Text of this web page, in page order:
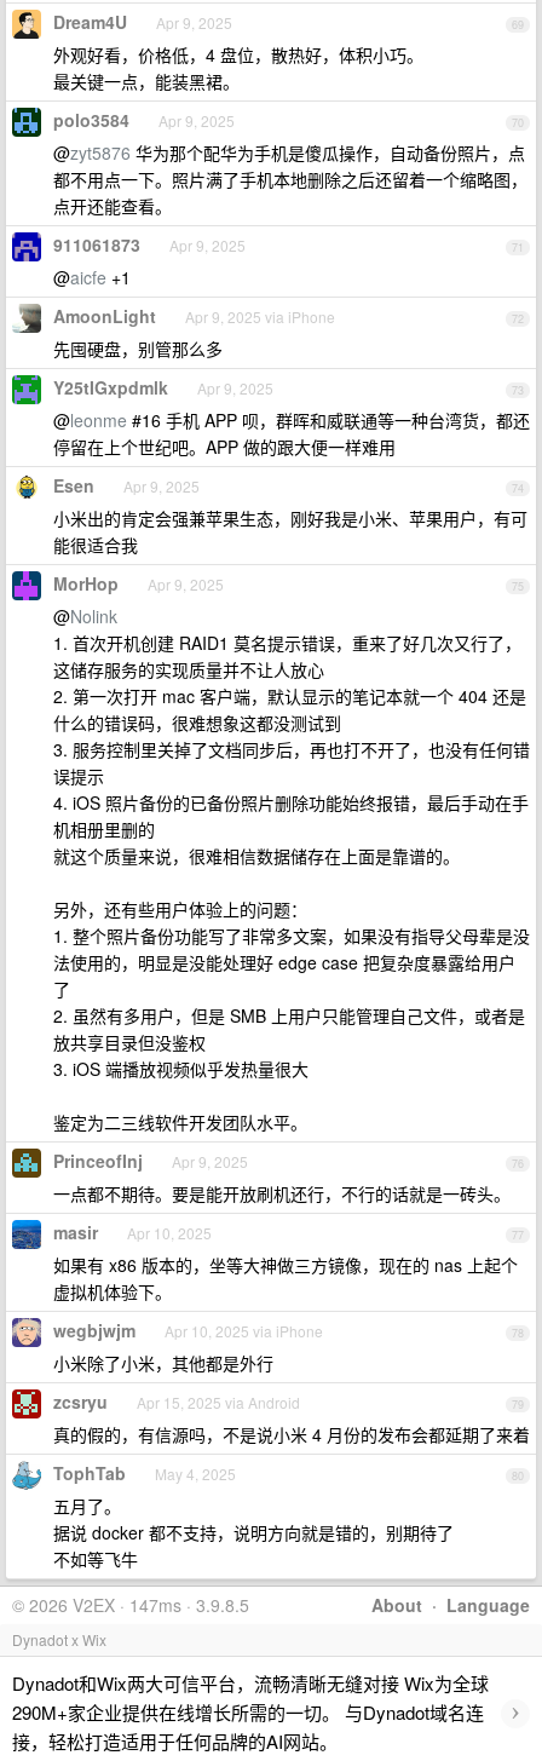
69
Dream4U Apr 9, 2025
外观好看，价格低，4 盘位，散热好，体积小巧。
最关键一点，能装黑裙。
70
polo3584 Apr 9, 2025
@zyt5876 华为那个配华为手机是傻瓜操作，自动备份照片，点
都不用点一下。照片满了手机本地删除之后还留着一个缩略图，
点开还能查看。
71
911061873 Apr 9, 2025
@aicfe +1
72
AmoonLight Apr 9, 2025 via iPhone
先囤硬盘，别管那么多
73
Y25tIGxpdmlk Apr 9, 2025
@leonme #16 手机 APP 呗，群晖和威联通等一种台湾货，都还
停留在上个世纪吧。APP 做的跟大便一样难用
74
Esen Apr 9, 2025
小米出的肯定会强兼苹果生态，刚好我是小米、苹果用户，有可
能很适合我
75
MorHop Apr 9, 2025
@Nolink
1. 首次开机创建 RAID1 莫名提示错误，重来了好几次又行了，
这储存服务的实现质量并不让人放心
2. 第一次打开 mac 客户端，默认显示的笔记本就一个 404 还是
什么的错误码，很难想象这都没测试到
3. 服务控制里关掉了文档同步后，再也打不开了，也没有任何错
误提示
4. iOS 照片备份的已备份照片删除功能始终报错，最后手动在手
机相册里删的
就这个质量来说，很难相信数据储存在上面是靠谱的。
另外，还有些用户体验上的问题：
1. 整个照片备份功能写了非常多文案，如果没有指导父母辈是没
法使用的，明显是没能处理好 edge case 把复杂度暴露给用户
了
2. 虽然有多用户，但是 SMB 上用户只能管理自己文件，或者是
放共享目录但没鉴权
3. iOS 端播放视频似乎发热量很大
鉴定为二三线软件开发团队水平。
76
PrinceofInj Apr 9, 2025
一点都不期待。要是能开放刷机还行，不行的话就是一砖头。
77
masir Apr 10, 2025
如果有 x86 版本的，坐等大神做三方镜像，现在的 nas 上起个
虚拟机体验下。
78
wegbjwjm Apr 10, 2025 via iPhone
小米除了小米，其他都是外行
79
zcsryu Apr 15, 2025 via Android
真的假的，有信源吗，不是说小米 4 月份的发布会都延期了来着
80
TophTab May 4, 2025
五月了。
据说 docker 都不支持，说明方向就是错的，别期待了
不如等飞牛
About · Language
© 2026 V2EX · 147ms · 3.9.8.5
Dynadot x Wix
Dynadot和Wix两大可信平台，流畅清晰无缝对接 Wix为全球
290M+家企业提供在线增长所需的一切。 与Dynadot域名连
接，轻松打造适用于任何品牌的AI网站。
›